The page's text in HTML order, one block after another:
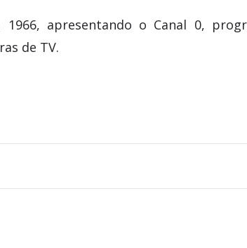
apresentando o Canal 0,
de TV.